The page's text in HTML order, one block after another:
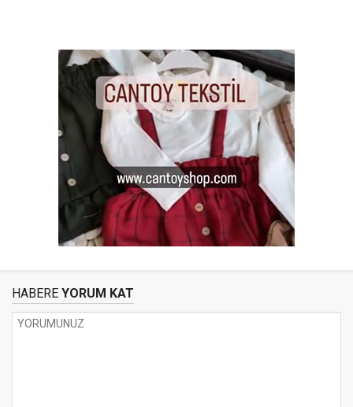
HABERE YORUM KAT